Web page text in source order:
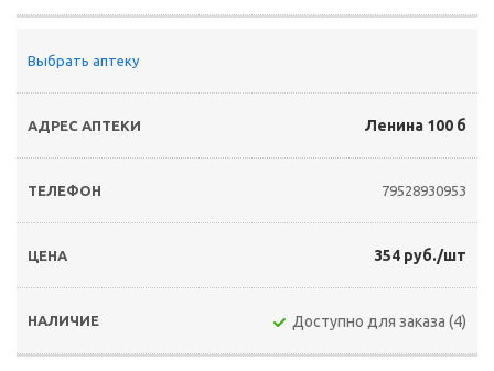
Выбрать аптеку
Ленина 100 б
79528930953
354 руб./шт
Доступно для заказа (4)